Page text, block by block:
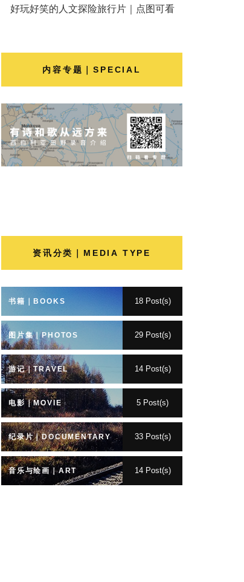
好玩好笑的人文探险旅行片｜点图可看
内容专题｜SPECIAL
资讯分类｜MEDIA TYPE
书籍｜BOOKS 18 Post(s)
图片集｜PHOTOS 29 Post(s)
游记｜TRAVEL 14 Post(s)
电影｜MOVIE 5 Post(s)
纪录片｜DOCUMENTARY 33 Post(s)
音乐与绘画｜ART 14 Post(s)